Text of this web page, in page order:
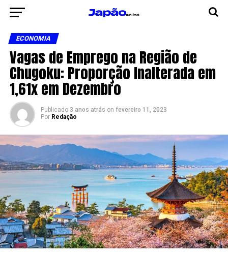
ECONOMIA
Vagas de Emprego na Região de
Chugoku: Proporção Inalterada em
1,61x em Dezembro
Publicado 3 anos atrás on fevereiro 11, 2023
Por Redação